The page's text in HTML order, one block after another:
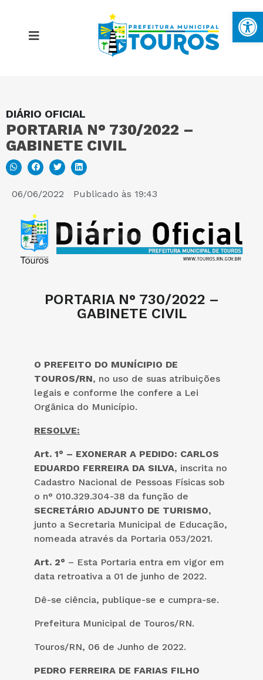
DIÁRIO OFICIAL
PORTARIA N° 730/2022 –
GABINETE CIVIL
06/06/2022 Publicado às 19:43
PORTARIA N° 730/2022 –
GABINETE CIVIL
O PREFEITO DO MUNÍCIPIO DE
TOUROS/RN, no uso de suas atribuições
legais e conforme lhe confere a Lei
Orgânica do Município.
RESOLVE:
Art. 1° – EXONERAR A PEDIDO: CARLOS
EDUARDO FERREIRA DA SILVA, inscrita no
Cadastro Nacional de Pessoas Físicas sob
o n° 010.329.304-38 da função de
SECRETÁRIO ADJUNTO DE TURISMO,
junto a Secretaria Municipal de Educação,
nomeada através da Portaria 053/2021.
Art. 2° – Esta Portaria entra em vigor em
data retroativa a 01 de junho de 2022.
Dê-se ciência, publique-se e cumpra-se.
Prefeitura Municipal de Touros/RN.
Touros/RN, 06 de Junho de 2022.
PEDRO FERREIRA DE FARIAS FILHO
MAPA DO SITE
PORTAL DA TRANSPARÊNCIA
E-SIC
PERGUNTAS FREQUENTES